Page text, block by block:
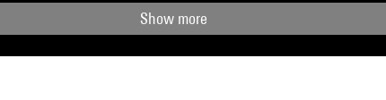
Show more